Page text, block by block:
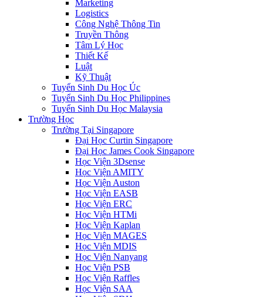
Marketing
Logistics
Công Nghệ Thông Tin
Truyền Thông
Tâm Lý Học
Thiết Kế
Luật
Kỹ Thuật
Tuyển Sinh Du Học Úc
Tuyển Sinh Du Học Philippines
Tuyển Sinh Du Học Malaysia
Trường Học
Trường Tại Singapore
Đại Học Curtin Singapore
Đại Học James Cook Singapore
Học Viện 3Dsense
Học Viện AMITY
Học Viện Auston
Học Viện EASB
Học Viện ERC
Học Viện HTMi
Học Viện Kaplan
Học Viện MAGES
Học Viện MDIS
Học Viện Nanyang
Học Viện PSB
Học Viện Raffles
Học Viện SAA